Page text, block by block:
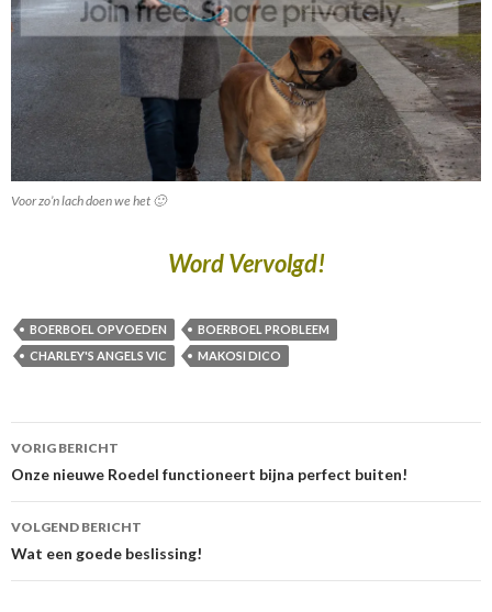
Voor zo’n lach doen we het 🙂
Word Vervolgd!
BOERBOEL OPVOEDEN
BOERBOEL PROBLEEM
CHARLEY'S ANGELS VIC
MAKOSI DICO
Berichtnavigatie
VORIG BERICHT
Onze nieuwe Roedel functioneert bijna perfect buiten!
VOLGEND BERICHT
Wat een goede beslissing!